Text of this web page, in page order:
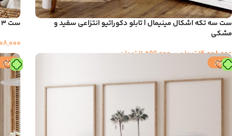
ست سه تکه اشکال مینیمال | تابلو دکوراتیو انتزاعی سفید و
مشکی
14,008,000تومان–
7,599,000تومان
ست ۳ تایی تابلو دکوراتیو باوهاوس | گرافیکی و مدرن
حراج حراج